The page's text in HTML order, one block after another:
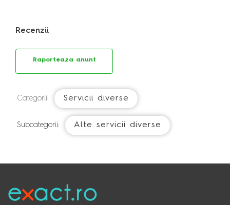
Recenzii
Raporteaza anunt
Categorii: Servicii diverse
Subcategorii: Alte servicii diverse